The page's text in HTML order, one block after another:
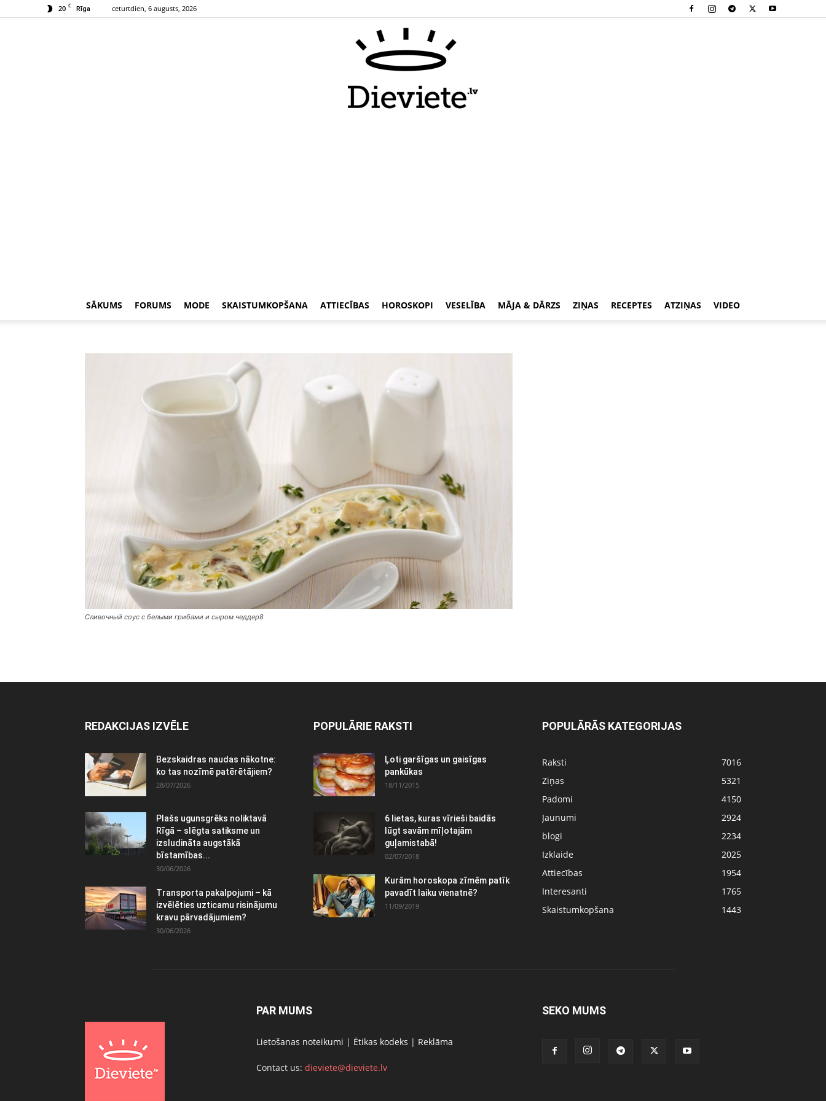
20 C Rīga ceturtdien, 6 augusts, 2026
SĀKUMS FORUMS MODE SKAISTUMKOPŠANA ATTIECĪBAS HOROSKOPI VESELĪBA MĀJA & DĀRZS ZIŅAS RECEPTES ATZIŅAS VIDEO
Сливочный соус с белыми грибами и сыром чеддер8
REDAKCIJAS IZVĒLE
Bezskaidras naudas nākotne:
ko tas nozīmē patērētājiem?
28/07/2026
Plašs ugunsgrēks noliktavā
Rīgā – slēgta satiksme un
izsludināta augstākā
bīstamības...
30/06/2026
Transporta pakalpojumi – kā
izvēlēties uzticamu risinājumu
kravu pārvadājumiem?
30/06/2026
POPULĀRIE RAKSTI
Ļoti garšīgas un gaisīgas
pankūkas
18/11/2015
6 lietas, kuras vīrieši baidās
lūgt savām mīļotajām
guļamistabā!
02/07/2018
Kurām horoskopa zīmēm patīk
pavadīt laiku vienatnē?
11/09/2019
POPULĀRĀS KATEGORIJAS
Raksti
7016
Ziņas
5321
Padomi
4150
Jaunumi
2924
blogi
2234
Izklaide
2025
Attiecības
1954
Interesanti
1765
Skaistumkopšana
1443
PAR MUMS
Lietošanas noteikumi | Ētikas kodeks | Reklāma
Contact us: dieviete@dieviete.lv
SEKO MUMS